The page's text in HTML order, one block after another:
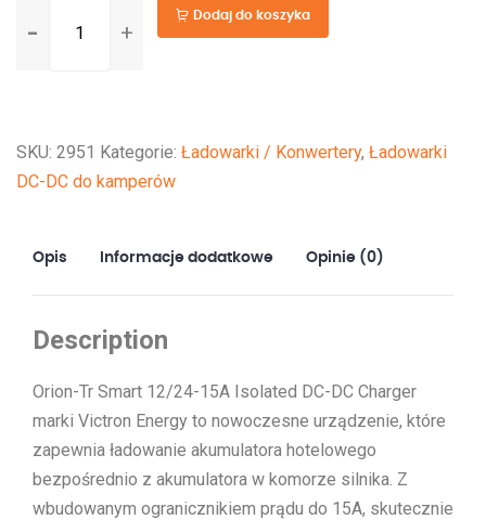
Orion-
15A
Isolated
charger
Dodaj do koszyka
SKU: 2951 Kategorie: Ładowarki / Konwertery, Ładowarki
DC-DC do kamperów
Opis Informacje dodatkowe Opinie (0)
Description
Orion-Tr Smart 12/24-15A Isolated DC-DC Charger
marki Victron Energy to nowoczesne urządzenie, które
zapewnia ładowanie akumulatora hotelowego
bezpośrednio z akumulatora w komorze silnika. Z
wbudowanym ogranicznikiem prądu do 15A, skutecznie